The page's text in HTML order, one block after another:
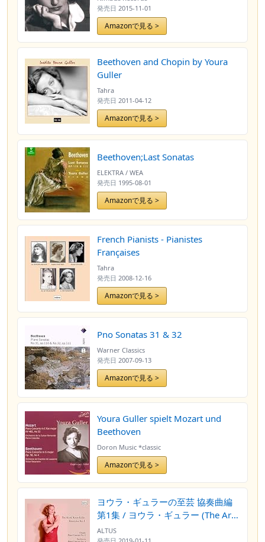
発売日 2015-11-01
Amazonで見る >
Beethoven and Chopin by Youra
Guller
Tahra
発売日 2011-04-12
Amazonで見る >
Beethoven;Last Sonatas
ELEKTRA / WEA
発売日 1995-08-01
Amazonで見る >
French Pianists - Pianistes
Françaises
Tahra
発売日 2008-12-16
Amazonで見る >
Pno Sonatas 31 & 32
Warner Classics
発売日 2007-09-13
Amazonで見る >
Youra Guller spielt Mozart und
Beethoven
Doron Music *classic
Amazonで見る >
ヨウラ・ギュラーの至芸 協奏曲編
第1集 / ヨウラ・ギュラー (The Art
of Youra Guller Concertos Vol.1)
ALTUS